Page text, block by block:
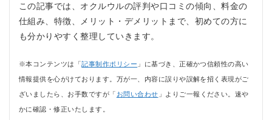
この記事では、オクルウルの評判や口コミの傾向、料金の
仕組み、特徴、メリット・デメリットまで、初めての方に
も分かりやすく整理していきます。
※本コンテンツは「記事制作ポリシー 」に基づき、正確かつ信頼性の高い
情報提供を心がけております。万が一、内容に誤りや誤解を招く表現がご
ざいましたら、お手数ですが「 お問い合わせ 」よりご一報ください。速や
かに確認・修正いたします。